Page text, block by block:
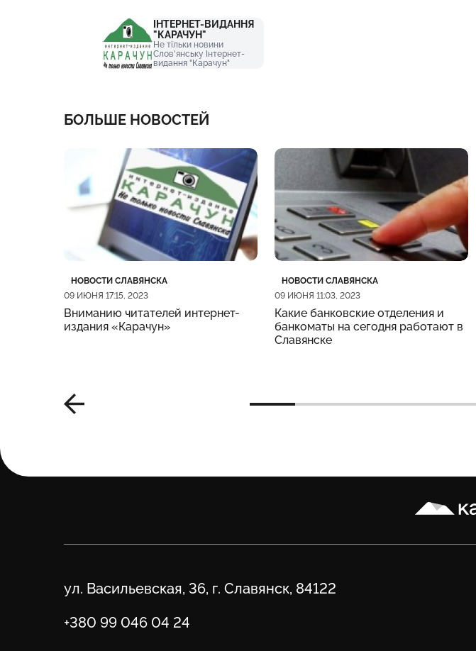
ІНТЕРНЕТ-ВИДАННЯ
"КАРАЧУН"
Не тільки новини
Слов'янську Інтернет-
видання "Карачун"
БОЛЬШЕ НОВОСТЕЙ
Категория
НОВОСТИ СЛАВЯНСКА
Дата публикации
09 ИЮНЯ 17:15, 2023
Вниманию читателей интернет-
издания «Карачун»
Категория
НОВОСТИ СЛАВЯНСКА
Дата публикации
09 ИЮНЯ 11:03, 2023
Какие банковские отделения и
банкоматы на сегодня работают в
Славянске
Карачун
Адрес
ул. Васильевская, 36, г. Славянск, 84122
Телефон
+380 99 046 04 24